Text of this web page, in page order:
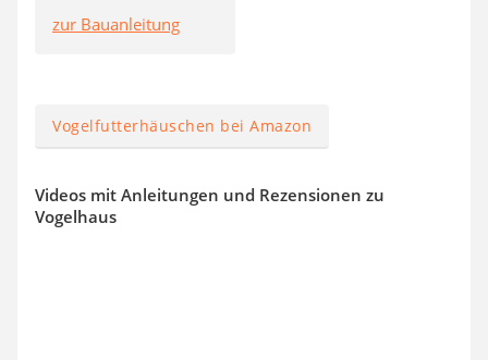
zur Bauanleitung
Vogelfutterhäuschen bei Amazon
Videos mit Anleitungen und Rezensionen zu
Vogelhaus